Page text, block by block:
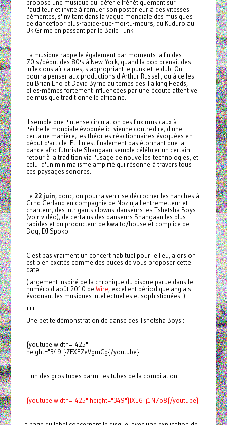
propose une musique qui déferle frénétiquement sur
l'auditeur et invite à remuer son postérieur à des vitesses
démentes, s'invitant dans la vague mondiale des musiques
de dancefloor plus-rapide-que-moi-tu-meurs, du Kuduro au
Uk Grime en passant par le Baile Funk.
La musique rappelle également par moments la fin des
70's/début des 80's à New-York, quand la pop prenait des
inflexions africaines, s'appropriant le punk et le dub. On
pourra penser aux productions d'Arthur Russell, ou à celles
du Brian Eno et David Byrne au temps des Talking Heads,
elles-mêmes fortement influencées par une écoute attentive
de musique traditionnelle africaine.
Il semble que l'intense circulation des flux musicaux à
l'échelle mondiale évoquée ici vienne contredire, d'une
certaine manière, les théories réactionnaires évoquées en
début d'article. Et il n'est finalement pas étonnant que la
dance afro-futuriste Shangaan semble célébrer un certain
retour à la tradition via l'usage de nouvelles technologies, et
celui d'un minimalisme amplifié qui résonne à travers tous
ces paysages sonores.
Le 22 juin, donc, on pourra venir se décrocher les hanches à
Grnd Gerland en compagnie de Nozinja l'entremetteur et
chanteur, des intrigants clowns-danseurs les Tshetsha Boys
(voir vidéo), de certains des danseurs Shangaan les plus
rapides et du producteur de kwaito/house et complice de
Dog, DJ Spoko.
C'est pas vraiment un concert habituel pour le lieu, alors on
est bien excités comme des puces de vous proposer cette
date.
(largement inspiré de la chronique du disque parue dans le
numéro d'août 2010 de Wire, excellent périodique anglais
évoquant les musiques intellectuelles et sophistiquées. )
+++
Une petite démonstration de danse des Tshetsha Boys :
·
{youtube width="425"
height="349"}ZFXEZeVgmCg{/youtube}
·
L'un des gros tubes parmi les tubes de la compilation :
{youtube width="425" height="349"}IXE6_j1N7o8{/youtube}